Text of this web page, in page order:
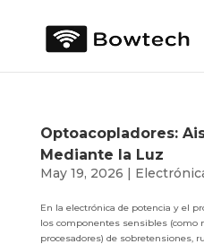
Optoacopladores:
Mediante la Luz
May 19, 2026 |
En la electrónica de potencia y el
los componentes sensibles (como
procesadores) de sobretensiones,